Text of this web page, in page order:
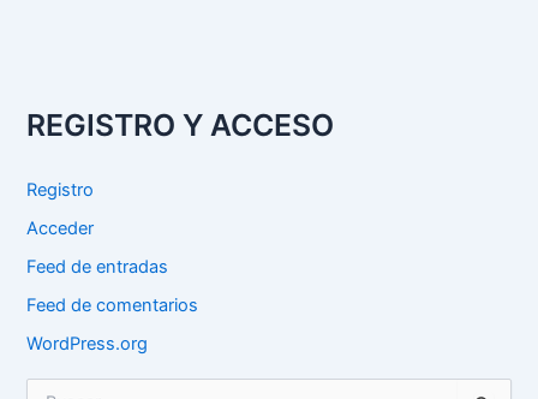
REGISTRO Y ACCESO
Registro
Acceder
Feed de entradas
Feed de comentarios
WordPress.org